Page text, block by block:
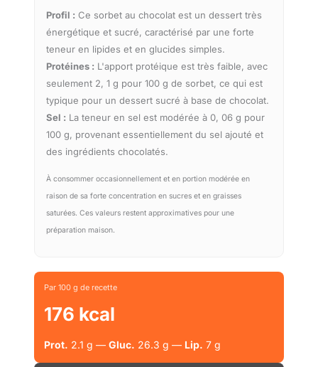
Profil : Ce sorbet au chocolat est un dessert très
énergétique et sucré, caractérisé par une forte
teneur en lipides et en glucides simples.
Protéines : L'apport protéique est très faible, avec
seulement 2, 1 g pour 100 g de sorbet, ce qui est
typique pour un dessert sucré à base de chocolat.
Sel : La teneur en sel est modérée à 0, 06 g pour
100 g, provenant essentiellement du sel ajouté et
des ingrédients chocolatés.
À consommer occasionnellement et en portion modérée en
raison de sa forte concentration en sucres et en graisses
saturées. Ces valeurs restent approximatives pour une
préparation maison.
Par 100 g de recette
176 kcal
Prot. 2.1 g — Gluc. 26.3 g — Lip. 7 g